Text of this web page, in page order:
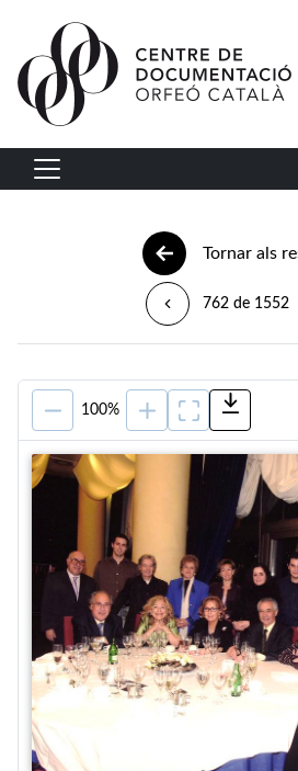
Vés al contingut
Navegació principal
Tornar als
762 de 1552
100%